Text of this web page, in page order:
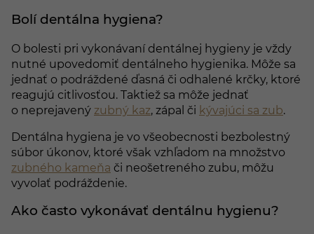
Bolí dentálna hygiena?
O bolesti pri vykonávaní dentálnej hygieny je vždy
nutné upovedomiť dentálneho hygienika. Môže sa
jednať o podráždené ďasná či odhalené krčky, ktoré
reagujú citlivosťou. Taktiež sa môže jednať
o neprejavený zubný kaz, zápal či kývajúci sa zub.
Dentálna hygiena je vo všeobecnosti bezbolestný
súbor úkonov, ktoré však vzhľadom na množstvo
zubného kameňa či neošetreného zubu, môžu
vyvolať podráždenie.
Ako často vykonávať dentálnu hygienu?